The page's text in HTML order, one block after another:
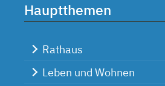
Hauptthemen
Rathaus
Leben und Wohnen